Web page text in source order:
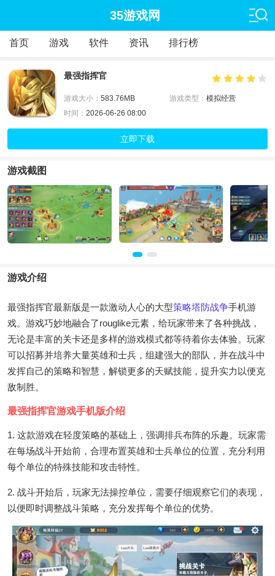
35游戏网
首页 游戏 软件 资讯 排行榜
最强指挥官
游戏大小： 583.76MB 游戏类型： 模拟经营
时间： 2026-06-26 08:00
立即下载
游戏截图
游戏介绍
最强指挥官最新版是一款激动人心的大型策略塔防战争手机游
戏。游戏巧妙地融合了rouglike元素，给玩家带来了各种挑战，
无论是丰富的关卡还是多样的游戏模式都等待着你去体验。玩家
可以招募并培养大量英雄和士兵，组建强大的部队，并在战斗中
发挥自己的策略和智慧，解锁更多的天赋技能，提升实力以便克
敌制胜。
最强指挥官游戏手机版介绍
1. 这款游戏在轻度策略的基础上，强调排兵布阵的乐趣。玩家需
在每场战斗开始前，合理布置英雄和士兵单位的位置，充分利用
每个单位的特殊技能和攻击特性。
2. 战斗开始后，玩家无法操控单位，需要仔细观察它们的表现，
以便即时调整战斗策略，充分发挥每个单位的优势。